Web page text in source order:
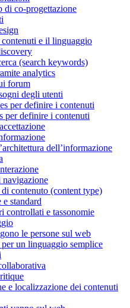
di co-progettazione
e il linguaggio
(search keywords)
analytics
forum
degli utenti
per definire i contenuti
per definire i contenuti
dell’informazione
navigazione
contenuto (content type)
standard
controllati e tassonomie
le persone sul web
un linguaggio semplice
e localizzazione dei contenuti